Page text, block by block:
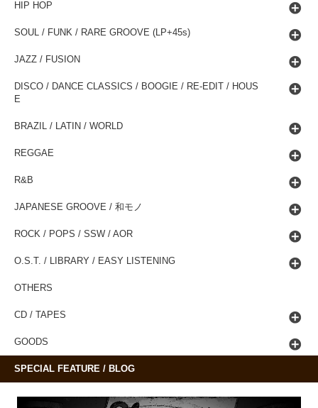
HIP HOP
SOUL / FUNK / RARE GROOVE (LP+45s)
JAZZ / FUSION
DISCO / DANCE CLASSICS / BOOGIE / RE-EDIT / HOUS
E
BRAZIL / LATIN / WORLD
REGGAE
R&B
JAPANESE GROOVE / 和モノ
ROCK / POPS / SSW / AOR
O.S.T. / LIBRARY / EASY LISTENING
OTHERS
CD / TAPES
GOODS
SPECIAL FEATURE / BLOG